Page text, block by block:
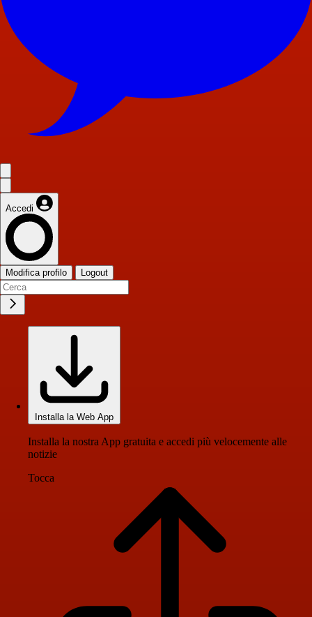
Accedi
Modifica profilo Logout
Installa la Web App
Installa la nostra App gratuita e accedi più velocemente alle
notizie
Tocca